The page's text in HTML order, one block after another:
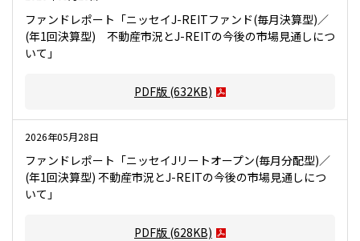
ファンドレポート「ニッセイJ-REITファンド(毎月決算型)／
(年1回決算型) 不動産市況とJ-REITの今後の市場見通しにつ
いて」
PDF版 (632KB)
2026年05月28日
ファンドレポート「ニッセイJリートオープン(毎月分配型)／
(年1回決算型) 不動産市況とJ-REITの今後の市場見通しにつ
いて」
PDF版 (628KB)